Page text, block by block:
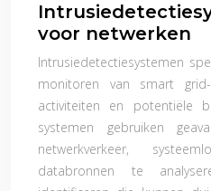
voor netwerken
Intrusiedetectiesystemen
monitoren van smart
activiteiten en potentiële
systemen gebruiken
netwerkverkeer,
databronnen te